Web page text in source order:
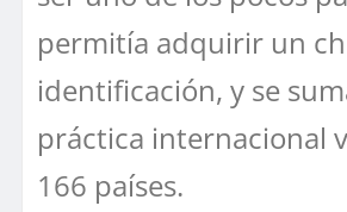
permitía adquirir un
identificación, y se
práctica internacional
166 países.